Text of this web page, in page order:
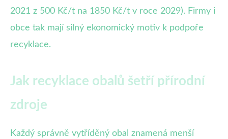
2021 z 500 Kč/t na 1850 Kč/t v roce 2029). Firmy i
obce tak mají silný ekonomický motiv k podpoře
recyklace.
Jak recyklace obalů šetří přírodní
zdroje
Každý správně vytříděný obal znamená menší